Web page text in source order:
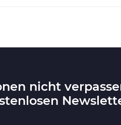
nicht